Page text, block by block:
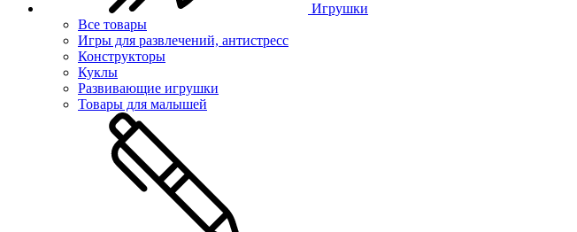
Игрушки
Все товары
Игры для развлечений, антистресс
Конструкторы
Куклы
Развивающие игрушки
Товары для малышей